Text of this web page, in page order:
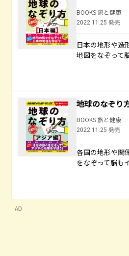
BOOKS 旅と健康
2022.11.25 発売
日本の地形や造
地図をなぞって
地球のなぞ
BOOKS 旅と健康
2022.11.25 発売
各国の地形や関
をなぞって脳も
AD